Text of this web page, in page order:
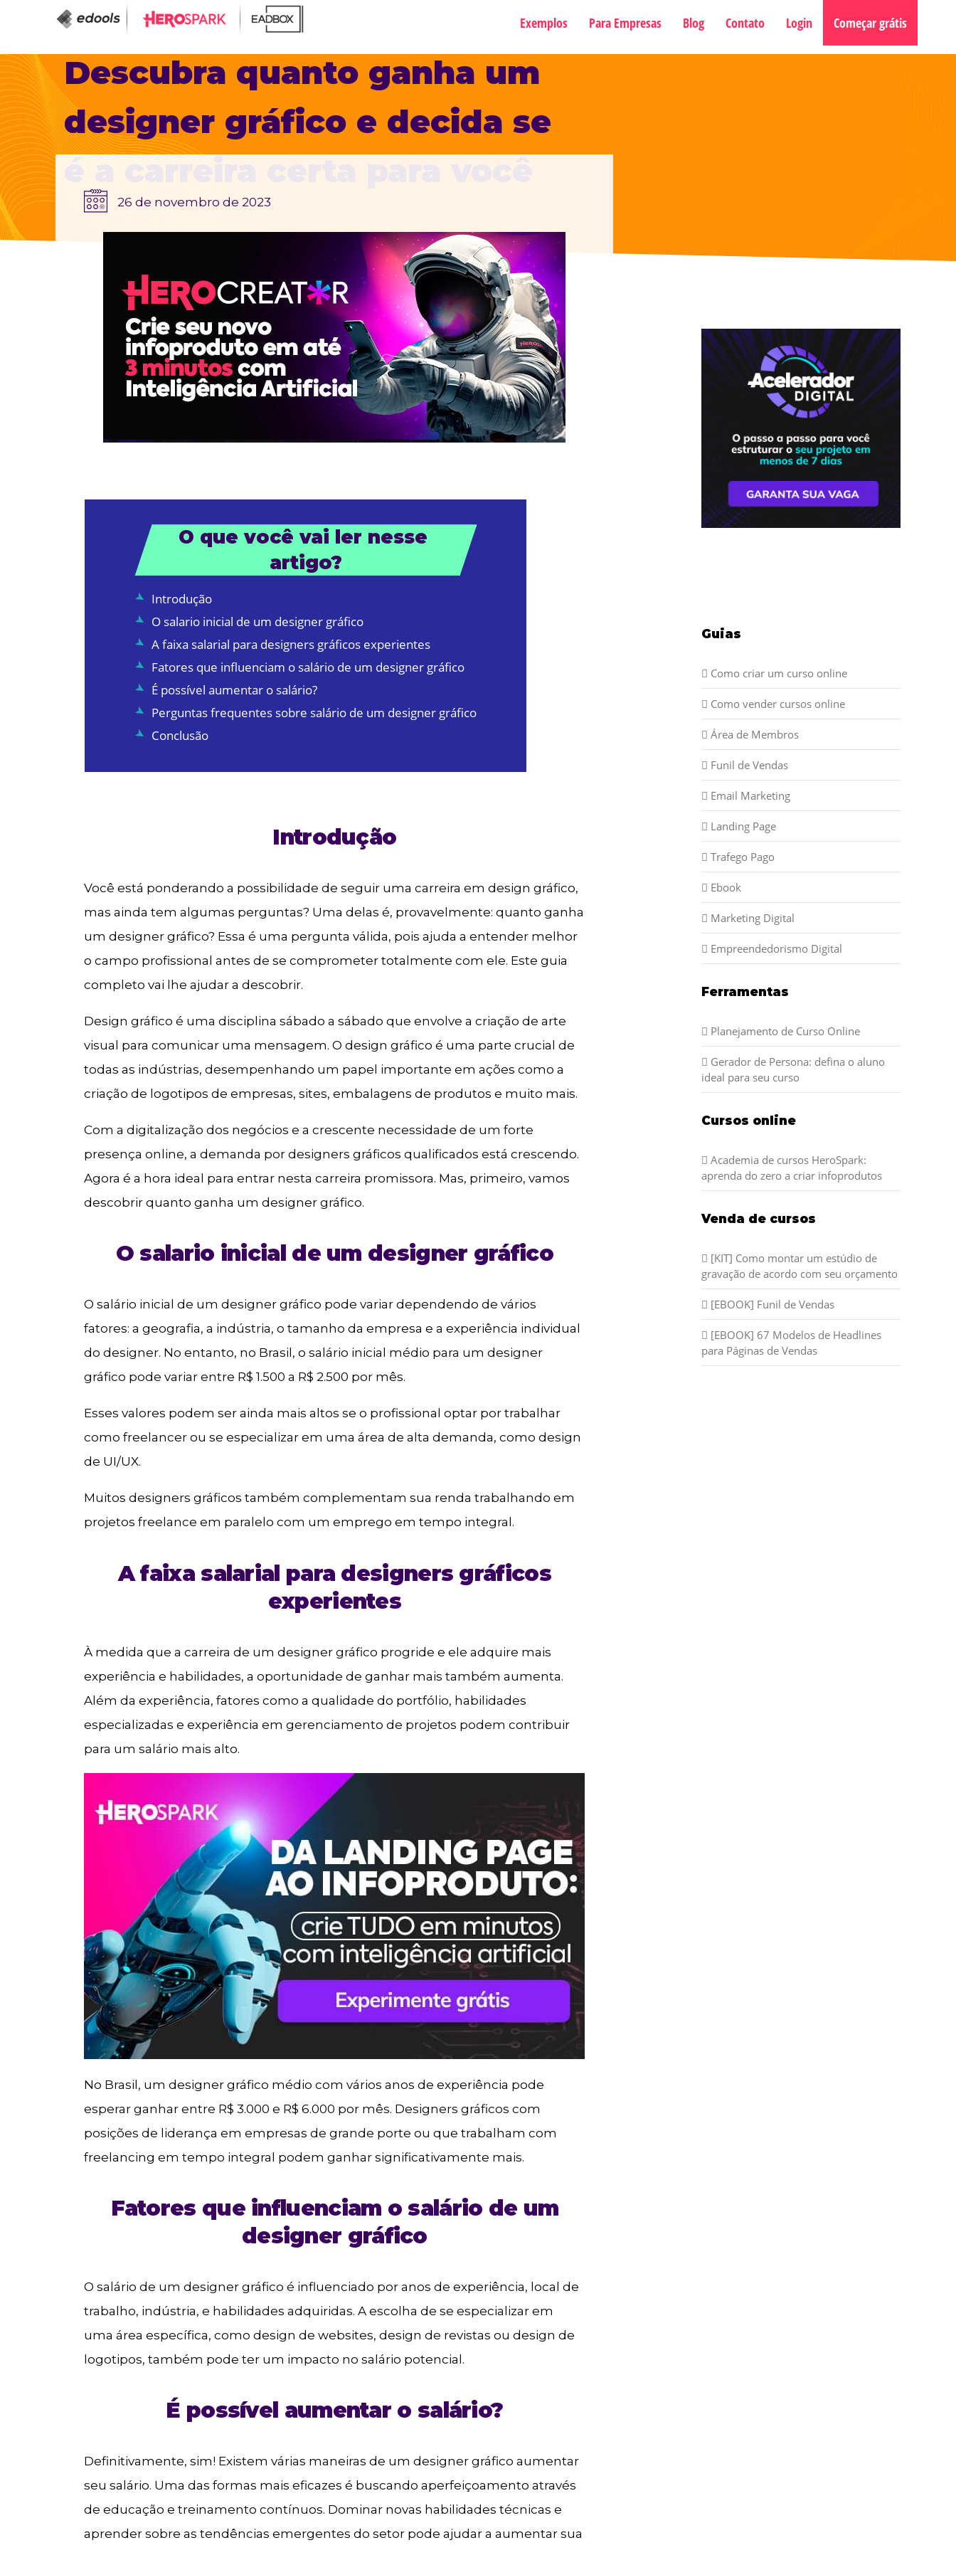
Exemplos Para Empresas Blog Contato Login Começar grátis
Descubra quanto ganha um
designer gráfico e decida se
26 de novembro de 2023
O que você vai ler nesse
artigo?
Introdução
O salario inicial de um designer gráfico
A faixa salarial para designers gráficos experientes
Fatores que influenciam o salário de um designer gráfico
É possível aumentar o salário?
Perguntas frequentes sobre salário de um designer gráfico
Conclusão
Introdução
Você está ponderando a possibilidade de seguir uma carreira em design gráfico,
mas ainda tem algumas perguntas? Uma delas é, provavelmente: quanto ganha
um designer gráfico? Essa é uma pergunta válida, pois ajuda a entender melhor
o campo profissional antes de se comprometer totalmente com ele. Este guia
completo vai lhe ajudar a descobrir.
Design gráfico é uma disciplina sábado a sábado que envolve a criação de arte
visual para comunicar uma mensagem. O design gráfico é uma parte crucial de
todas as indústrias, desempenhando um papel importante em ações como a
criação de logotipos de empresas, sites, embalagens de produtos e muito mais.
Com a digitalização dos negócios e a crescente necessidade de um forte
presença online, a demanda por designers gráficos qualificados está crescendo.
Agora é a hora ideal para entrar nesta carreira promissora. Mas, primeiro, vamos
descobrir quanto ganha um designer gráfico.
O salario inicial de um designer gráfico
O salário inicial de um designer gráfico pode variar dependendo de vários
fatores: a geografia, a indústria, o tamanho da empresa e a experiência individual
do designer. No entanto, no Brasil, o salário inicial médio para um designer
gráfico pode variar entre R$ 1.500 a R$ 2.500 por mês.
Esses valores podem ser ainda mais altos se o profissional optar por trabalhar
como freelancer ou se especializar em uma área de alta demanda, como design
de UI/UX.
Muitos designers gráficos também complementam sua renda trabalhando em
projetos freelance em paralelo com um emprego em tempo integral.
A faixa salarial para designers gráficos
experientes
À medida que a carreira de um designer gráfico progride e ele adquire mais
experiência e habilidades, a oportunidade de ganhar mais também aumenta.
Além da experiência, fatores como a qualidade do portfólio, habilidades
especializadas e experiência em gerenciamento de projetos podem contribuir
para um salário mais alto.
No Brasil, um designer gráfico médio com vários anos de experiência pode
esperar ganhar entre R$ 3.000 e R$ 6.000 por mês. Designers gráficos com
posições de liderança em empresas de grande porte ou que trabalham com
freelancing em tempo integral podem ganhar significativamente mais.
Fatores que influenciam o salário de um
designer gráfico
O salário de um designer gráfico é influenciado por anos de experiência, local de
trabalho, indústria, e habilidades adquiridas. A escolha de se especializar em
uma área específica, como design de websites, design de revistas ou design de
logotipos, também pode ter um impacto no salário potencial.
É possível aumentar o salário?
Definitivamente, sim! Existem várias maneiras de um designer gráfico aumentar
seu salário. Uma das formas mais eficazes é buscando aperfeiçoamento através
de educação e treinamento contínuos. Dominar novas habilidades técnicas e
aprender sobre as tendências emergentes do setor pode ajudar a aumentar sua
Guias
Como criar um curso online
Como vender cursos online
Área de Membros
Funil de Vendas
Email Marketing
Landing Page
Trafego Pago
Ebook
Marketing Digital
Empreendedorismo Digital
Ferramentas
Planejamento de Curso Online
Gerador de Persona: defina o aluno
ideal para seu curso
Cursos online
Academia de cursos HeroSpark:
aprenda do zero a criar infoprodutos
Venda de cursos
[KIT] Como montar um estúdio de
gravação de acordo com seu orçamento
[EBOOK] Funil de Vendas
[EBOOK] 67 Modelos de Headlines
para Páginas de Vendas